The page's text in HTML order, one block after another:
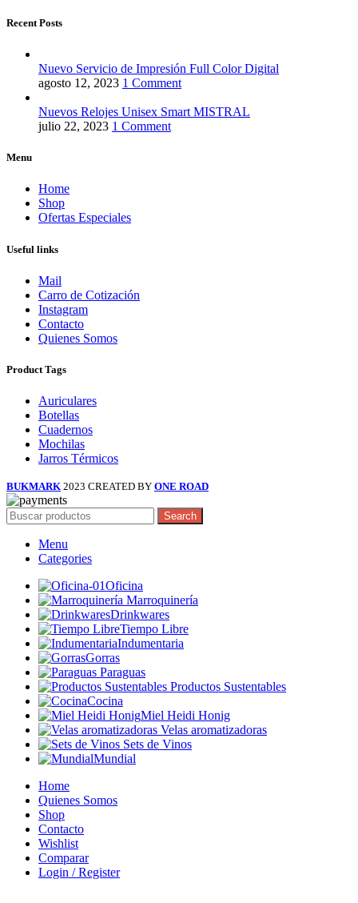
Recent Posts
Nuevo Servicio de Impresión Full Color Digital
agosto 12, 2023 1 Comment
Nuevos Relojes Unisex Smart MISTRAL
julio 22, 2023 1 Comment
Menu
Home
Shop
Ofertas Especiales
Useful links
Mail
Carro de Cotización
Instagram
Contacto
Quienes Somos
Product Tags
Auriculares
Botellas
Cuadernos
Mochilas
Jarros Térmicos
BUKMARK 2023 CREATED BY ONE ROAD
Search
Menu
Categories
Oficina
Marroquinería
Drinkwares
Tiempo Libre
Indumentaria
Gorras
Paraguas
Productos Sustentables
Cocina
Miel Heidi Honig
Velas aromatizadoras
Sets de Vinos
Mundial
Home
Quienes Somos
Shop
Contacto
Wishlist
Comparar
Login / Register